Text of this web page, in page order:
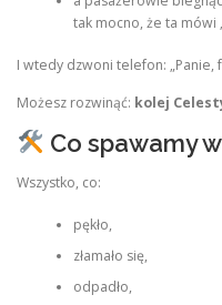
tak mocno, że ta mówi
I wtedy dzwoni telefon: „Panie,
Możesz rozwinąć: kolej
Co spawamy
Wszystko, co:
pękło,
złamało się,
odpadło,